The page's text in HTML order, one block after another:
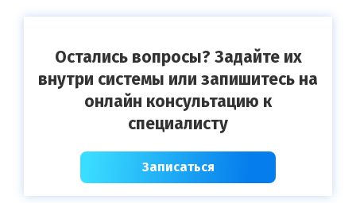
Остались вопросы? Задайте их
внутри системы или запишитесь на
онлайн консультацию к
специалисту
Записаться